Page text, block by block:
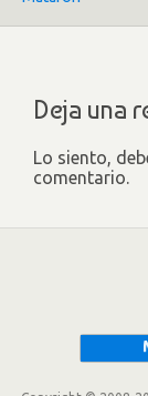
Deja una
Lo siento,
comentario.